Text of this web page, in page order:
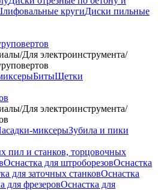
кругиДиски пильные
/Для электроинструмента/
БитыЩетки
/Для электроинструмента/
миксерыЗубила и пики
пил и станков, торцовочных
Оснастка для штроборезовОснастка
для заточных станковОснастка
для фрезеровОснастка для